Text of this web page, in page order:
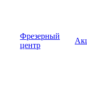
Фрезерный
центр